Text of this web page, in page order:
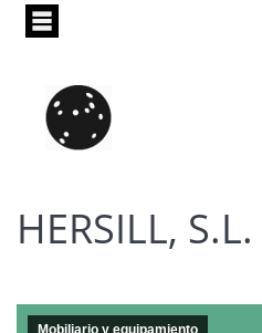
Pasar
principal
HERSILL, S.L.
Mobiliario y equipamiento